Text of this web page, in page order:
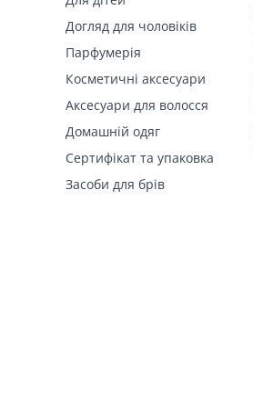
Догляд для чоловіків
Парфумерія
Косметичні аксесуари
Аксесуари для волосся
Домашній одяг
Сертифікат та упаковка
Засоби для брів